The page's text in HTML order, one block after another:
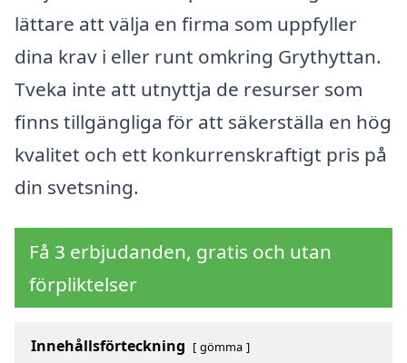
lättare att välja en firma som uppfyller
dina krav i eller runt omkring Grythyttan.
Tveka inte att utnyttja de resurser som
finns tillgängliga för att säkerställa en hög
kvalitet och ett konkurrenskraftigt pris på
din svetsning.
Få 3 erbjudanden, gratis och utan
förpliktelser
Innehållsförteckning gömma